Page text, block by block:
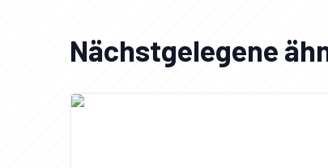
Nächstgelegene